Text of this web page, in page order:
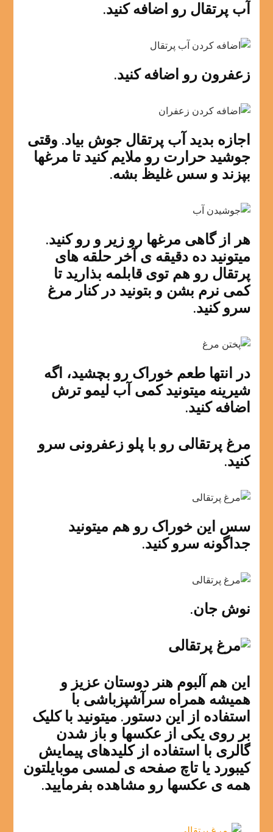
آب پرتقال رو اضافه کنید.
زعفرون رو اضافه کنید.
اجازه بدید آب پرتقال جوش بیاد. وقتی
جوشید حرارت رو ملایم کنید تا مرغها
بپزند و سس غلیظ بشه.
هر از گاهی مرغها رو زیر و رو کنید.
میتونید ده دقیقه ی آخر حلقه های
پرتقال رو هم توی قابلمه بذارید تا
کمی نرم بشن و بتونید در کنار مرغ
سرو کنید.
در انتها طعم خوراک رو بچشید، اگه
شیرینه میتونید کمی آب لیمو ترش
اضافه کنید.
مرغ پرتقالی رو با پلو زعفرونی سرو
کنید.
سس این خوراک رو هم میتونید
جداگونه سرو کنید.
نوش جان.
این هم آلبوم هنر دوستان عزیز و
همیشه همراه سرآشپزباشی با
استفاده از این دستور. میتونید با کلیک
بر روی یکی از عکسها و باز شدن
گالری با استفاده از کلیدهای پیمایش
کیبورد یا تاچ صفحه ی لمسی موبایلتون
همه ی عکسها رو مشاهده بفرمایید.